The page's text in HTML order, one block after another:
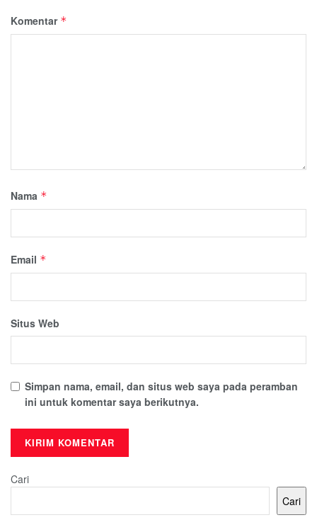
Komentar *
Nama *
Email *
Situs Web
Simpan nama, email, dan situs web saya pada peramban
ini untuk komentar saya berikutnya.
Cari
Cari